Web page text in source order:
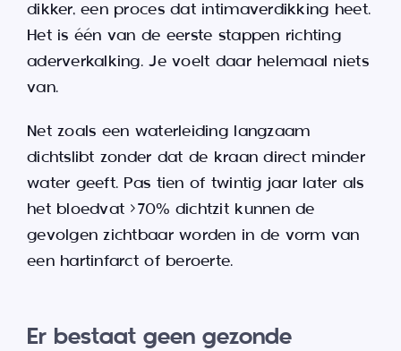
dikker, een proces dat intimaverdikking heet.
Het is één van de eerste stappen richting
aderverkalking. Je voelt daar helemaal niets
van.
Net zoals een waterleiding langzaam
dichtslibt zonder dat de kraan direct minder
water geeft. Pas tien of twintig jaar later als
het bloedvat >70% dichtzit kunnen de
gevolgen zichtbaar worden in de vorm van
een hartinfarct of beroerte.
Er bestaat geen gezonde